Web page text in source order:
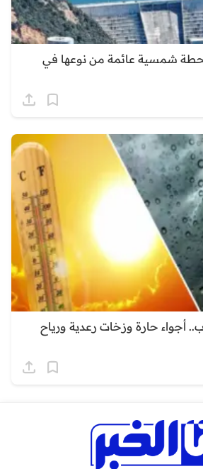
شمسية عائمة من نوعها في
أجواء حارة وزخات رعدية ورياح